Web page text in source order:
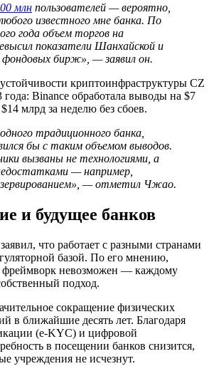
млн пользователей — вероятно,
известного мне банка. По
года объем торгов на
показатели Шанхайской и
бирж», — заявил он.
криптоинфраструктуры CZ
года: Binance обработала выводы на $7
млрд за неделю без сбоев.
традиционного банка,
бы с таким объемом выводов.
вызваны не технологиями, а
— например,
— отметил Чжао.
и будущее банков
что работает с разными странами
базой. По его мнению,
фреймворк невозможен — каждому
подход.
сокращение физических
в ближайшие десять лет. Благодаря
(e-KYC) и цифровой
в посещении банков снизится,
учреждения не исчезнут.